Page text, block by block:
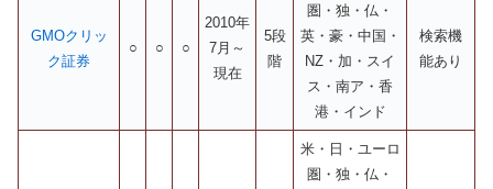
GMOクリッ
ク証券
○ ○ ○
2010年
7月～
現在
5段
階
圏・独・仏・
英・豪・中国・
NZ・加・スイ
ス・南ア・香
港・インド
検索機
能あり
米・日・ユーロ
圏・独・仏・